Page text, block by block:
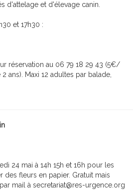
d'attelage et d'élevage canin.
et 17h30 :
réservation au 06 79 18 29 43 (5€/
ans). Maxi 12 adultes par balade,
24 mai à 14h 15h et 16h pour les
fleurs en papier. Gratuit mais
mail à secretariat@res-urgence.org